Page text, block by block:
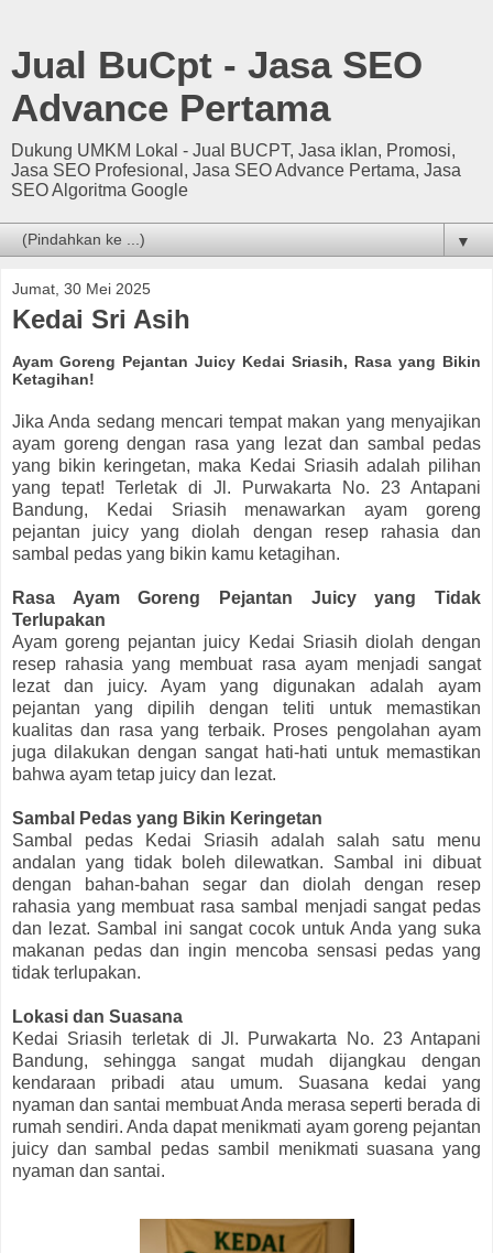
Jual BuCpt - Jasa SEO
Advance Pertama
Dukung UMKM Lokal - Jual BUCPT, Jasa iklan, Promosi,
Jasa SEO Profesional, Jasa SEO Advance Pertama, Jasa
SEO Algoritma Google
▼
Jumat, 30 Mei 2025
Kedai Sri Asih
Ayam Goreng Pejantan Juicy Kedai Sriasih, Rasa yang Bikin
Ketagihan!
Jika Anda sedang mencari tempat makan yang menyajikan
ayam goreng dengan rasa yang lezat dan sambal pedas
yang bikin keringetan, maka Kedai Sriasih adalah pilihan
yang tepat! Terletak di Jl. Purwakarta No. 23 Antapani
Bandung, Kedai Sriasih menawarkan ayam goreng
pejantan juicy yang diolah dengan resep rahasia dan
sambal pedas yang bikin kamu ketagihan.
Rasa Ayam Goreng Pejantan Juicy yang Tidak
Terlupakan
Ayam goreng pejantan juicy Kedai Sriasih diolah dengan
resep rahasia yang membuat rasa ayam menjadi sangat
lezat dan juicy. Ayam yang digunakan adalah ayam
pejantan yang dipilih dengan teliti untuk memastikan
kualitas dan rasa yang terbaik. Proses pengolahan ayam
juga dilakukan dengan sangat hati-hati untuk memastikan
bahwa ayam tetap juicy dan lezat.
Sambal Pedas yang Bikin Keringetan
Sambal pedas Kedai Sriasih adalah salah satu menu
andalan yang tidak boleh dilewatkan. Sambal ini dibuat
dengan bahan-bahan segar dan diolah dengan resep
rahasia yang membuat rasa sambal menjadi sangat pedas
dan lezat. Sambal ini sangat cocok untuk Anda yang suka
makanan pedas dan ingin mencoba sensasi pedas yang
tidak terlupakan.
Lokasi dan Suasana
Kedai Sriasih terletak di Jl. Purwakarta No. 23 Antapani
Bandung, sehingga sangat mudah dijangkau dengan
kendaraan pribadi atau umum. Suasana kedai yang
nyaman dan santai membuat Anda merasa seperti berada di
rumah sendiri. Anda dapat menikmati ayam goreng pejantan
juicy dan sambal pedas sambil menikmati suasana yang
nyaman dan santai.